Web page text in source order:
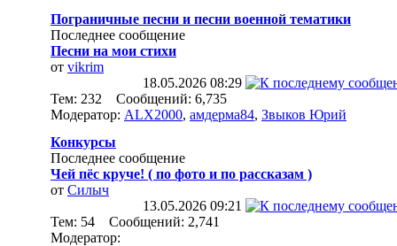
Пограничные песни и песни военной тематики
Последнее сообщение
Песни на мои стихи
от vikrim
18.05.2026 08:29
Тем: 232 Сообщений: 6,735
Модератор: ALX2000, амдерма84, Звыков Юрий
Конкурсы
Последнее сообщение
Чей пёс круче! ( по фото и по рассказам )
от Силыч
13.05.2026 09:21
Тем: 54 Сообщений: 2,741
Модератор: